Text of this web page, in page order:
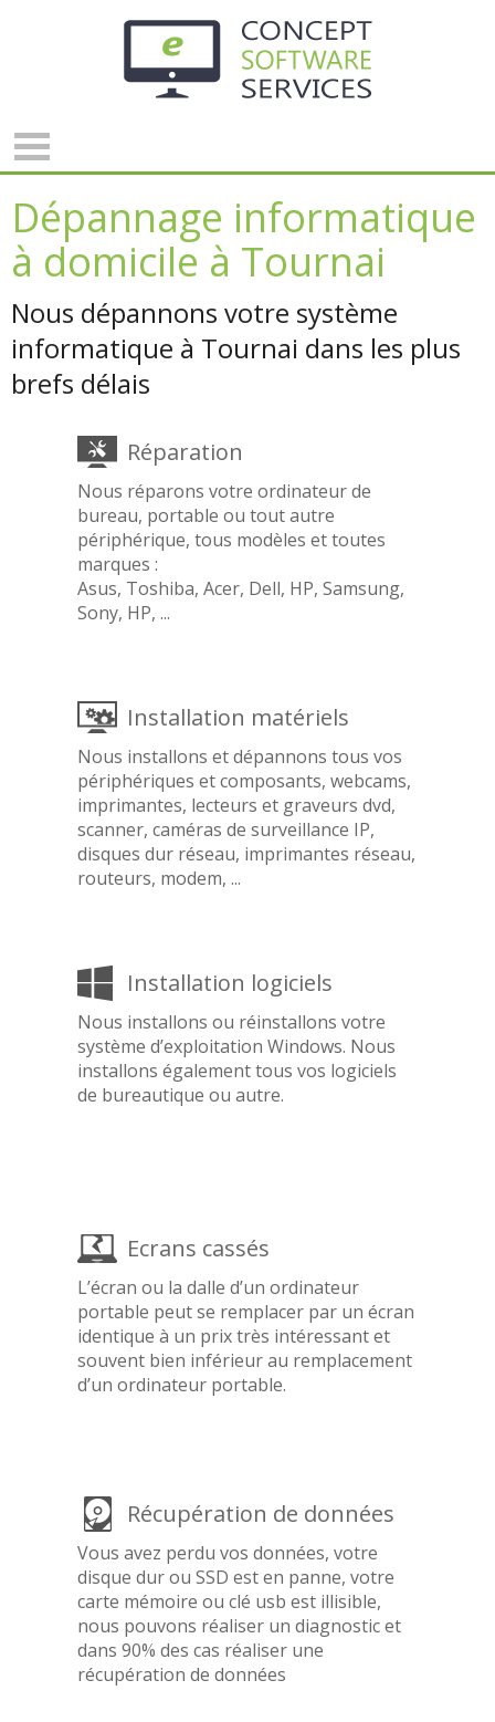
Dépannage informatique
à domicile à Tournai
Nous dépannons votre système
informatique à Tournai dans les plus
brefs délais
Réparation
Nous réparons votre ordinateur de
bureau, portable ou tout autre
périphérique, tous modèles et toutes
marques :
Asus, Toshiba, Acer, Dell, HP, Samsung,
Sony, HP, ...
Installation matériels
Nous installons et dépannons tous vos
périphériques et composants, webcams,
imprimantes, lecteurs et graveurs dvd,
scanner, caméras de surveillance IP,
disques dur réseau, imprimantes réseau,
routeurs, modem, ...
Installation logiciels
Nous installons ou réinstallons votre
système d’exploitation Windows. Nous
installons également tous vos logiciels
de bureautique ou autre.
Ecrans cassés
L’écran ou la dalle d’un ordinateur
portable peut se remplacer par un écran
identique à un prix très intéressant et
souvent bien inférieur au remplacement
d’un ordinateur portable.
Récupération de données
Vous avez perdu vos données, votre
disque dur ou SSD est en panne, votre
carte mémoire ou clé usb est illisible,
nous pouvons réaliser un diagnostic et
dans 90% des cas réaliser une
récupération de données